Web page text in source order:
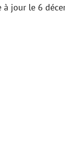
à jour le 6